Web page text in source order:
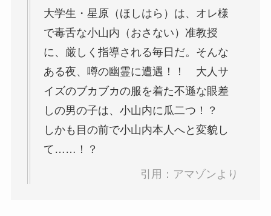
大学生・星原（ほしはら）は、オレ様
で毒舌な小山内（おさない）准教授
に、厳しく指導される毎日だ。そんな
ある夜、噂の幽霊に遭遇！！ 大人サ
イズのブカブカの服を着た不遜な眼差
しの男の子は、小山内に瓜二つ！？
しかも目の前で小山内本人へと変貌し
て……！？
引用：アマゾンより